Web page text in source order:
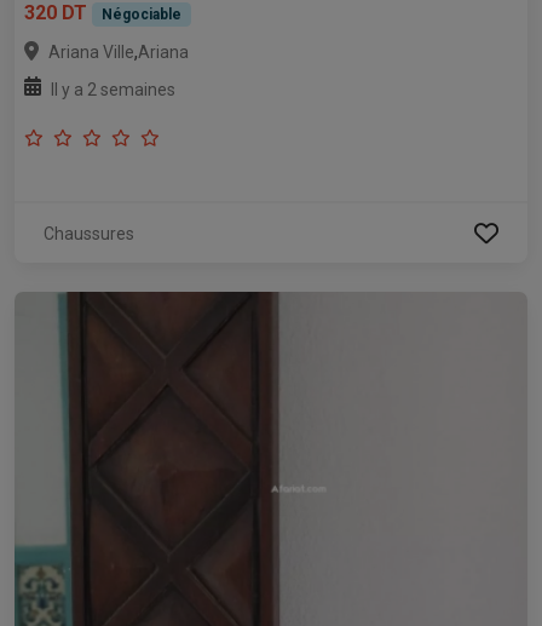
320 DT
Négociable
Ariana Ville,Ariana
Il y a 2 semaines
Chaussures